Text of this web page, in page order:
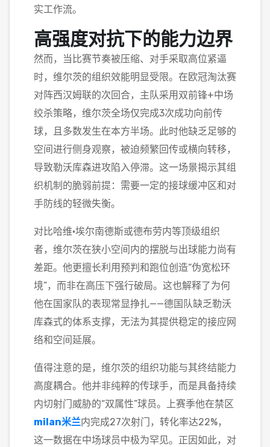
实工作流。
高强度对抗下的能力边界
然而，当比赛节奏被压缩、对手采取高位紧逼
时，维尔茨的组织效能明显受限。在欧冠淘汰赛
对阵西汉姆联的次回合，主队采用双前锋+中场
绞杀策略，维尔茨全场仅完成3次成功向前传
球，且多数发生在本方半场。此时他缺乏足够的
空间进行侧身观察，被迫频繁回传或横向转移，
导致勒沃库森进攻陷入停滞。这一场景揭示其组
织机制的脆弱前提：需要一定的接球缓冲区和对
手防线的轻微失衡。
对比哈维·埃尔南德斯或德布劳内等顶级组织
者，维尔茨在狭小空间内的摆脱与出球能力尚有
差距。他更擅长利用预判和跑位创造“伪宽松环
境”，而非在高压下强行破局。这也解释了为何
他在国家队的表现常显挣扎——德国队缺乏勒沃
库森式的体系支撑，无法为其提供稳定的接应网
络和空间延展。
值得注意的是，维尔茨的组织功能与其终结能力
高度耦合。他并非纯粹的传球手，而是具备持续
内切射门威胁的“双属性”球员。上赛季他在禁区
milan米兰内完成27次射门，转化率达22%，
这一数据在中场球员中极为罕见。正因如此，对